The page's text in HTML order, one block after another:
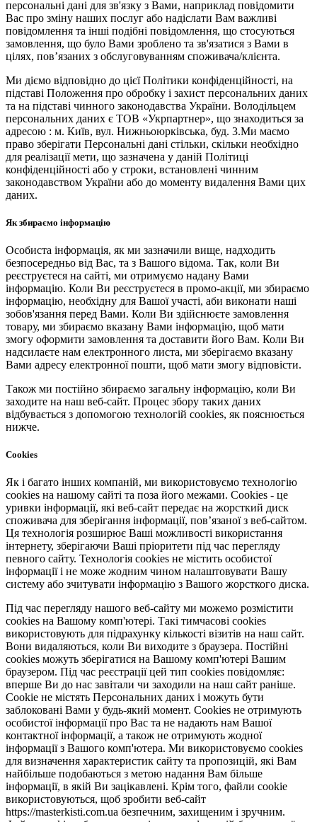
персональні дані для зв'язку з Вами, наприклад повідомити
Вас про зміну наших послуг або надіслати Вам важливі
повідомлення та інші подібні повідомлення, що стосуються
замовлення, що було Вами зроблено та зв'язатися з Вами в
цілях, пов’язаних з обслуговуванням споживача/клієнта.
Ми діємо відповідно до цієї Політики конфіденційності, на
підставі Положення про обробку і захист персональних даних
та на підставі чинного законодавства України. Володільцем
персональних даних є ТОВ «Укрпартнер», що знаходиться за
адресою : м. Київ, вул. Нижньоюркiвська, буд. 3.Ми маємо
право зберігати Персональні дані стільки, скільки необхідно
для реалізації мети, що зазначена у даній Політиці
конфіденційності або у строки, встановлені чинним
законодавством України або до моменту видалення Вами цих
даних.
Як збираємо інформацію
Особиста інформація, як ми зазначили вище, надходить
безпосередньо від Вас, та з Вашого відома. Так, коли Ви
реєструєтеся на сайті, ми отримуємо надану Вами
інформацію. Коли Ви реєструєтеся в промо-акції, ми збираємо
інформацію, необхідну для Вашої участі, аби виконати наші
зобов'язання перед Вами. Коли Ви здійснюєте замовлення
товару, ми збираємо вказану Вами інформацію, щоб мати
змогу оформити замовлення та доставити його Вам. Коли Ви
надсилаєте нам електронного листа, ми зберігаємо вказану
Вами адресу електронної пошти, щоб мати змогу відповісти.
Також ми постійно збираємо загальну інформацію, коли Ви
заходите на наш веб-сайт. Процес збору таких даних
відбувається з допомогою технологій cookies, як пояснюється
нижче.
Cookies
Як і багато інших компаній, ми використовуємо технологію
cookies на нашому сайті та поза його межами. Cookies - це
уривки інформації, які веб-сайт передає на жорсткий диск
споживача для зберігання інформації, пов’язаної з веб-сайтом.
Ця технологія розширює Ваші можливості використання
інтернету, зберігаючи Ваші пріоритети під час перегляду
певного сайту. Технологія cookies не містить особистої
інформації і не може жодним чином налаштовувати Вашу
систему або зчитувати інформацію з Вашого жорсткого диска.
Під час перегляду нашого веб-сайту ми можемо розмістити
cookies на Вашому комп'ютері. Такі тимчасові cookies
використовують для підрахунку кількості візитів на наш сайт.
Вони видаляються, коли Ви виходите з браузера. Постійні
cookies можуть зберігатися на Вашому комп'ютері Вашим
браузером. Під час реєстрації цей тип cookies повідомляє:
вперше Ви до нас завітали чи заходили на наш сайт раніше.
Cookie не містять Персональних даних і можуть бути
заблоковані Вами у будь-який момент. Сookies не отримують
особистої інформації про Вас та не надають нам Вашої
контактної інформації, а також не отримують жодної
інформації з Вашого комп'ютера. Ми використовуємо cookies
для визначення характеристик сайту та пропозицій, які Вам
найбільше подобаються з метою надання Вам більше
інформації, в якій Ви зацікавлені. Крім того, файли cookie
використовуються, щоб зробити веб-сайт
https://masterkisti.com.ua безпечним, захищеним і зручним.